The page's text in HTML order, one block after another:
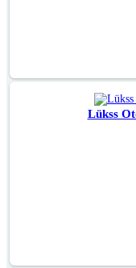
Lükss